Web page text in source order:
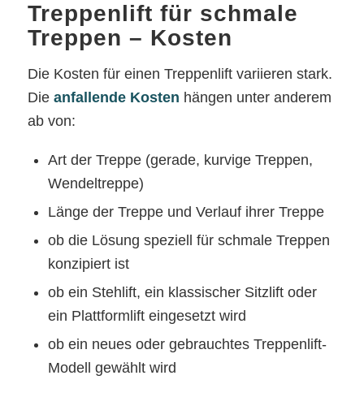
Treppenlift für schmale
Treppen – Kosten
Die Kosten für einen Treppenlift variieren stark.
Die anfallende Kosten hängen unter anderem
ab von:
Art der Treppe (gerade, kurvige Treppen,
Wendeltreppe)
Länge der Treppe und Verlauf ihrer Treppe
ob die Lösung speziell für schmale Treppen
konzipiert ist
ob ein Stehlift, ein klassischer Sitzlift oder
ein Plattformlift eingesetzt wird
ob ein neues oder gebrauchtes Treppenlift-
Modell gewählt wird